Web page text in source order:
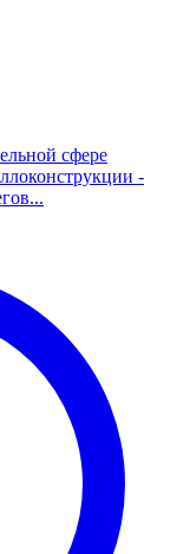
сфере
-